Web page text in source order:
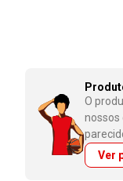
O
nossos
Ver